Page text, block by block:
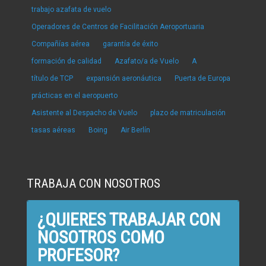
trabajo azafata de vuelo
Operadores de Centros de Facilitación Aeroportuaria
Compañías aérea garantía de éxito
formación de calidad Azafato/a de Vuelo A
título de TCP expansión aeronáutica Puerta de Europa
prácticas en el aeropuerto
Asistente al Despacho de Vuelo plazo de matriculación
tasas aéreas Boing Air Berlín
TRABAJA CON NOSOTROS
¿QUIERES TRABAJAR CON
NOSOTROS COMO
PROFESOR?